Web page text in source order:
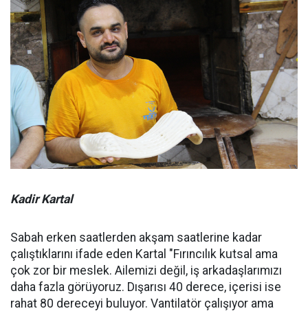
Kadir Kartal
Sabah erken saatlerden akşam saatlerine kadar
çalıştıklarını ifade eden Kartal "Fırıncılık kutsal ama
çok zor bir meslek. Ailemizi değil, iş arkadaşlarımızı
daha fazla görüyoruz. Dışarısı 40 derece, içerisi ise
rahat 80 dereceyi buluyor. Vantilatör çalışıyor ama